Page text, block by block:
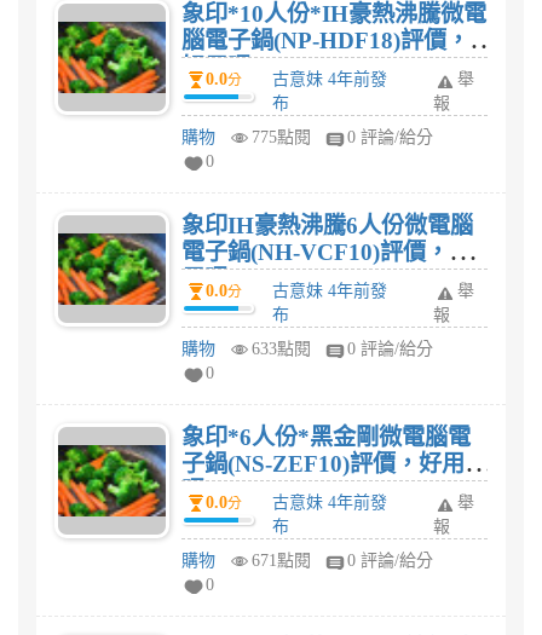
象印*10人份*IH豪熱沸騰微電
腦電子鍋(NP-HDF18)評價，
好用嗎?
0.0分
古意妹 4年前發
布
舉
報
購物
775點閱
0 評論/給分
0
象印IH豪熱沸騰6人份微電腦
電子鍋(NH-VCF10)評價，好
用嗎?
0.0分
古意妹 4年前發
布
舉
報
購物
633點閱
0 評論/給分
0
象印*6人份*黑金剛微電腦電
子鍋(NS-ZEF10)評價，好用
嗎?0.0分
古意妹 4年前發
布
舉
報
購物
671點閱
0 評論/給分
0